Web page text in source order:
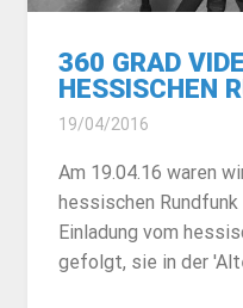
360 GRAD
HESSISCHEN
19/04/2016
Am 19.04.16 waren
hessischen
Einladung vom
gefolgt, sie in der